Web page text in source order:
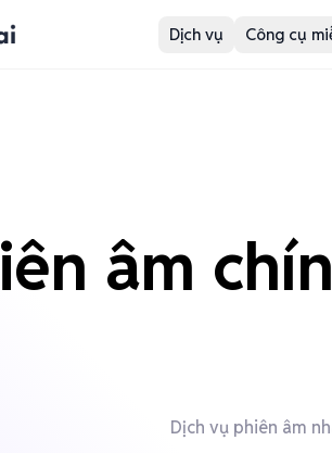
Dịch vụ Công cụ
âm
Dịch vụ phiên âm